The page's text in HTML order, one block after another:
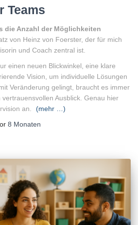
Teams
die Anzahl der Möglichkeiten
von Heinz von Foerster, der für mich
und Coach zentral ist.
einen neuen Blickwinkel, eine klare
Vision, um individuelle Lösungen
Veränderung gelingt, braucht es immer
Ausblick. Genau hier
an.
(mehr …)
8 Monaten